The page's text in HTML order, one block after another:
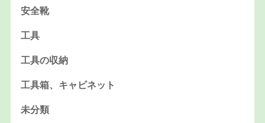
安全靴
工具
工具の収納
工具箱、キャビネット
未分類